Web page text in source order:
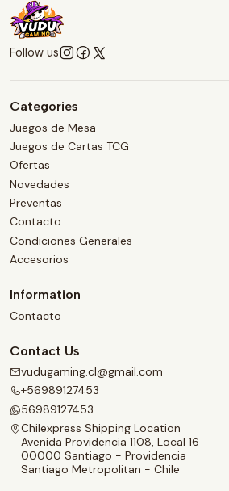
Follow us
Categories
Juegos de Mesa
Juegos de Cartas TCG
Ofertas
Novedades
Preventas
Contacto
Condiciones Generales
Accesorios
Information
Contacto
Contact Us
vudugaming.cl@gmail.com
+56989127453
56989127453
Chilexpress Shipping Location
Avenida Providencia 1108, Local 16
00000 Santiago - Providencia
Santiago Metropolitan - Chile